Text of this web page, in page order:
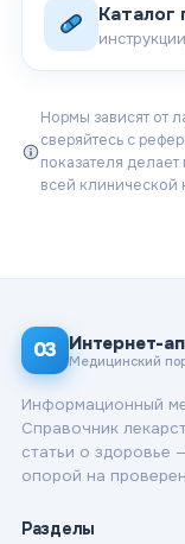
Каталог
Нормы зависят от
сверяйтесь с
показателя
всей клинической
03 Интернет-
Медицинский
Информационный
Справочник
статьи о здоровье
опорой на
Разделы